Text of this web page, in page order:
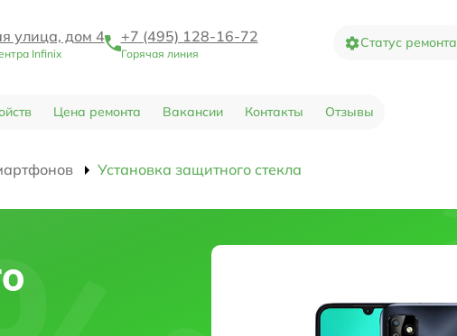
улица, дом 4
Infinix
+7 (495) 128-16-72
Горячая линия
Статус ремонта
Цена ремонта Вакансии Контакты Отзывы
Установка защитного стекла